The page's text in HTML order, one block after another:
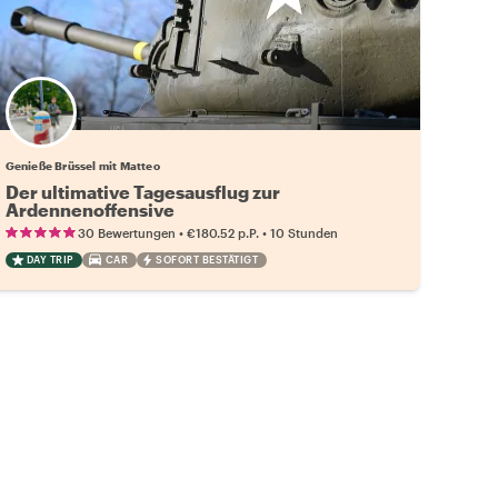
Genieße Brüssel mit Matteo
Der ultimative Tagesausflug zur
Ardennenoffensive
30 Bewertungen • €180.52 p.P. • 10 Stunden
DAY TRIP CAR SOFORT BESTÄTIGT